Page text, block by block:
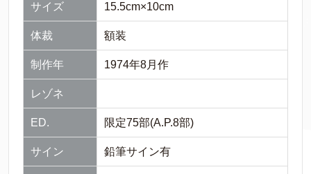
サイズ 15.5cm×10cm
体裁 額装
制作年 1974年8月作
レゾネ
ED. 限定75部(A.P.8部)
サイン 鉛筆サイン有